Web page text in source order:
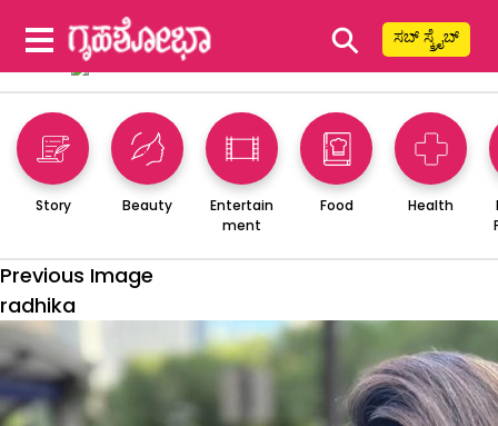
⚲ ಸಬ್ ಸ್ಕ್ರೈಬ್
Story Beauty
Entertain
ment
Food Health
Previous Image
radhika